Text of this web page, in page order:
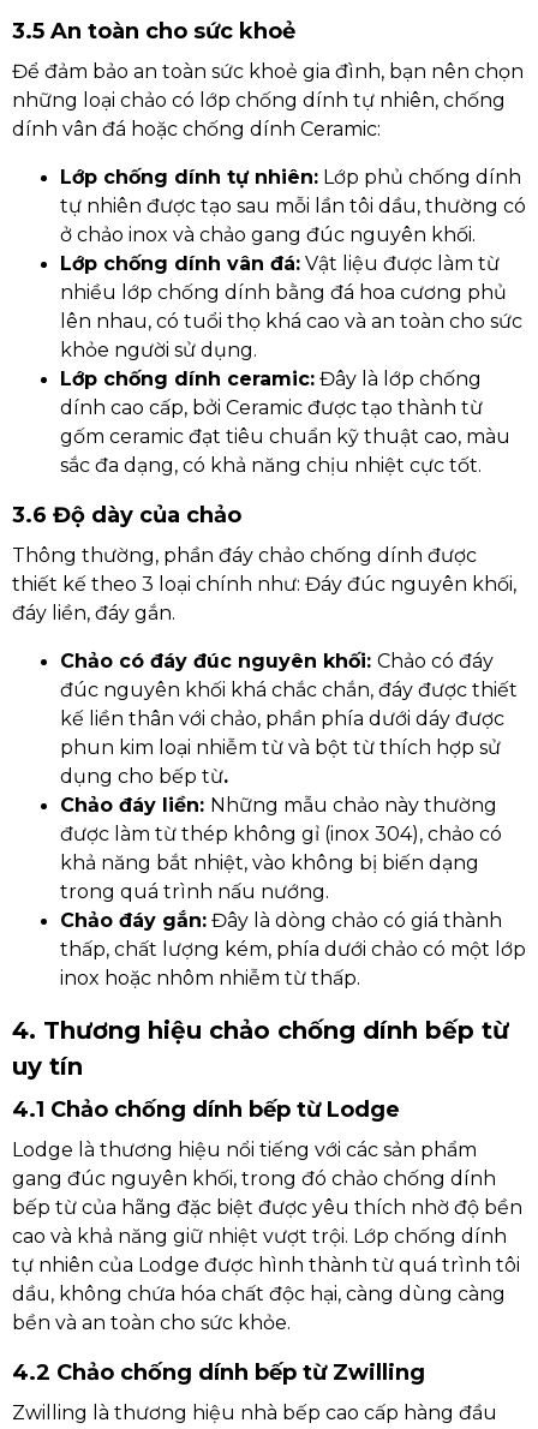
3.5 An toàn cho sức khoẻ
Để đảm bảo an toàn sức khoẻ gia đình, bạn nên chọn
những loại chảo có lớp chống dính tự nhiên, chống
dính vân đá hoặc chống dính Ceramic:
Lớp chống dính tự nhiên: Lớp phủ chống dính
tự nhiên được tạo sau mỗi lần tôi dầu, thường có
ở chảo inox và chảo gang đúc nguyên khối.
Lớp chống dính vân đá: Vật liệu được làm từ
nhiều lớp chống dính bằng đá hoa cương phủ
lên nhau, có tuổi thọ khá cao và an toàn cho sức
khỏe người sử dụng.
Lớp chống dính ceramic: Đây là lớp chống
dính cao cấp, bởi Ceramic được tạo thành từ
gốm ceramic đạt tiêu chuẩn kỹ thuật cao, màu
sắc đa dạng, có khả năng chịu nhiệt cực tốt.
3.6 Độ dày của chảo
Thông thường, phần đáy chảo chống dính được
thiết kế theo 3 loại chính như: Đáy đúc nguyên khối,
đáy liền, đáy gắn.
Chảo có đáy đúc nguyên khối: Chảo có đáy
đúc nguyên khối khá chắc chắn, đáy được thiết
kế liền thân với chảo, phần phía dưới dáy được
phun kim loại nhiễm từ và bột từ thích hợp sử
dụng cho bếp từ.
Chảo đáy liền: Những mẫu chảo này thường
được làm từ thép không gỉ (inox 304), chảo có
khả năng bắt nhiệt, vào không bị biến dạng
trong quá trình nấu nướng.
Chảo đáy gắn: Đây là dòng chảo có giá thành
thấp, chất lượng kém, phía dưới chảo có một lớp
inox hoặc nhôm nhiễm từ thấp.
4. Thương hiệu chảo chống dính bếp từ
uy tín
4.1 Chảo chống dính bếp từ Lodge
Lodge là thương hiệu nổi tiếng với các sản phẩm
gang đúc nguyên khối, trong đó chảo chống dính
bếp từ của hãng đặc biệt được yêu thích nhờ độ bền
cao và khả năng giữ nhiệt vượt trội. Lớp chống dính
tự nhiên của Lodge được hình thành từ quá trình tôi
dầu, không chứa hóa chất độc hại, càng dùng càng
bền và an toàn cho sức khỏe.
4.2 Chảo chống dính bếp từ Zwilling
Zwilling là thương hiệu nhà bếp cao cấp hàng đầu